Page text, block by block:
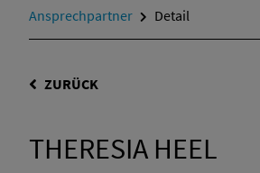
Ansprechpartner
Detail
ZURÜCK
THERESIA HEEL